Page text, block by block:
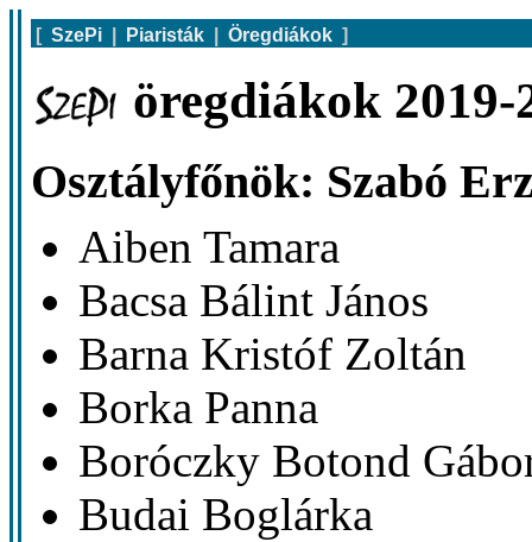
[ SzePi Piaristák Öregdiákok ]
öregdiákok 2019-
Osztályfőnök: Szabó
Aiben Tamara
Bacsa Bálint János
Barna Kristóf Zoltán
Borka Panna
Boróczky Botond
Budai Boglárka